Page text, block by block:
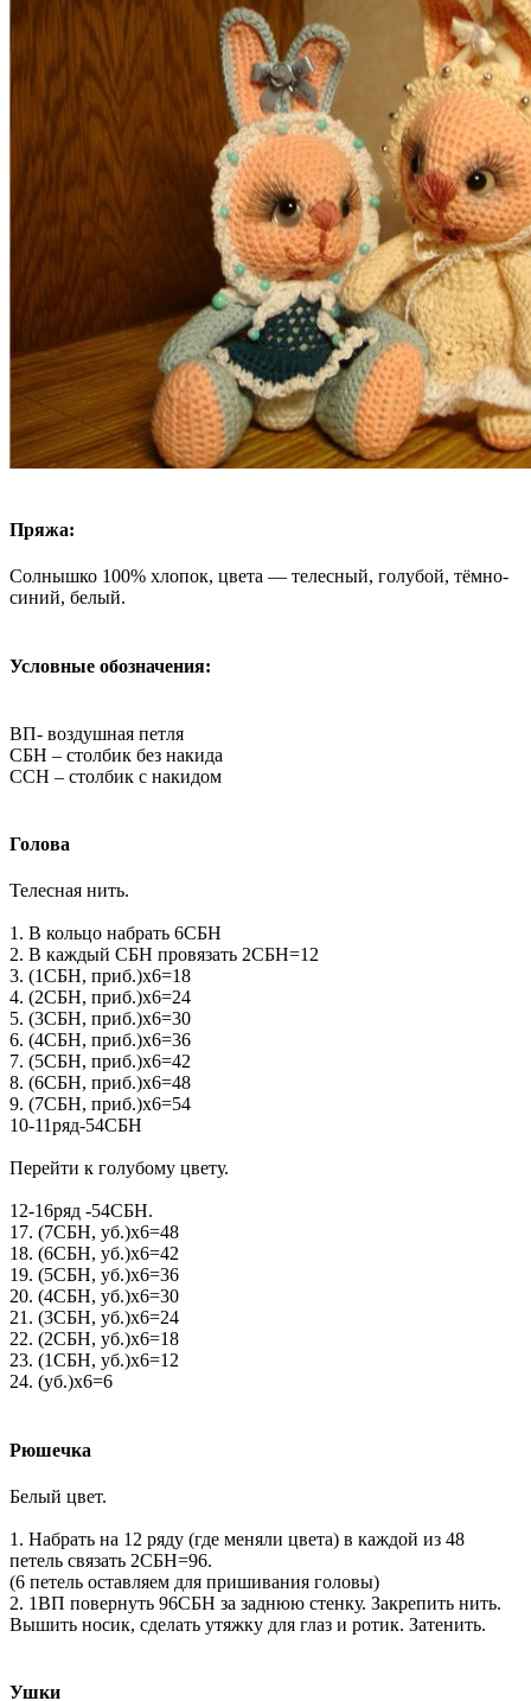
Пряжа:
Солнышко 100% хлопок, цвета — телесный, голубой, тёмно-
синий, белый.
Условные обозначения:
ВП- воздушная петля
СБН – столбик без накида
ССН – столбик с накидом
Голова
Телесная нить.
1. В кольцо набрать 6СБН
2. В каждый СБН провязать 2СБН=12
3. (1СБН, приб.)х6=18
4. (2СБН, приб.)х6=24
5. (3СБН, приб.)х6=30
6. (4СБН, приб.)х6=36
7. (5СБН, приб.)х6=42
8. (6СБН, приб.)х6=48
9. (7СБН, приб.)х6=54
10-11ряд-54СБН
Перейти к голубому цвету.
12-16ряд -54СБН.
17. (7СБН, уб.)х6=48
18. (6СБН, уб.)х6=42
19. (5СБН, уб.)х6=36
20. (4СБН, уб.)х6=30
21. (3СБН, уб.)х6=24
22. (2СБН, уб.)х6=18
23. (1СБН, уб.)х6=12
24. (уб.)х6=6
Рюшечка
Белый цвет.
1. Набрать на 12 ряду (где меняли цвета) в каждой из 48
петель связать 2СБН=96.
(6 петель оставляем для пришивания головы)
2. 1ВП повернуть 96СБН за заднюю стенку. Закрепить нить.
Вышить носик, сделать утяжку для глаз и ротик. Затенить.
Ушки